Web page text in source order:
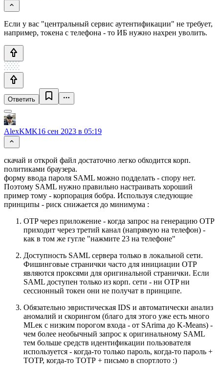
Если у вас "центральный сервис аутентификации" не требует,
например, токена с телефона - то ИБ нужно нахрен уволить.
Ответить
AlexKMK16 сен 2023 в 05:19
скачай и открой файл достаточно легко обходится корп.
политиками браузера.
форму ввода пароля SAML можно подделать - спору нет.
Поэтому SAML нужно правильно настраивать хороший
пример тому - корпорация бобра. Используя следующие
принципы - риск снижается до минимума :
OTP через приложение - когда запрос на генерацию OTP
приходит через третий канал (напрямую на телефон) -
как в том же гугле "нажмите 23 на телефоне"
Доступность SAML сервера только в локальной сети.
Фишинговые странички часто для инициации OTP
являются проксями для оригинальной странички. Если
SAML доступен только из корп. сети - ни OTP ни
сессионный токен они не получат в принципе.
Обязательно эвристическая IDS и автоматически анализ
аномалий и скорингом (благо для этого уже есть много
MLек с низким порогом входа - от SArima до K-Means) -
чем более необычный запрос к оригинальному SAML
тем больше средств идентификации пользователя
используется - когда-то только пароль, когда-то пароль +
ТОТР, когда-то ТОТР + письмо в спортлото :)